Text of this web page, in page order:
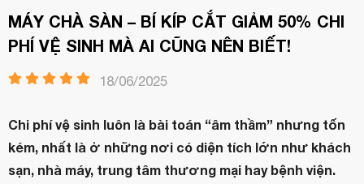
MÁY CHÀ SÀN – BÍ KÍP CẮT GIẢM 50% CHI
PHÍ VỆ SINH MÀ AI CŨNG NÊN BIẾT!
18/06/2025
Chi phí vệ sinh luôn là bài toán “âm thầm” nhưng tốn
kém, nhất là ở những nơi có diện tích lớn như khách
sạn, nhà máy, trung tâm thương mại hay bệnh viện.